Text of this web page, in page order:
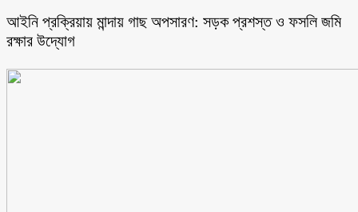
আইনি প্রক্রিয়ায় মান্দায় গাছ অপসারণ: সড়ক প্রশস্ত ও ফসলি জমি
রক্ষার উদ্যোগ